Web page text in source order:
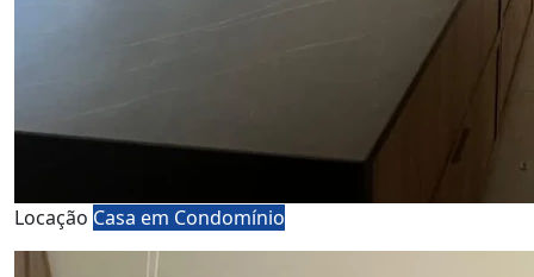
Locação Casa em Condomínio